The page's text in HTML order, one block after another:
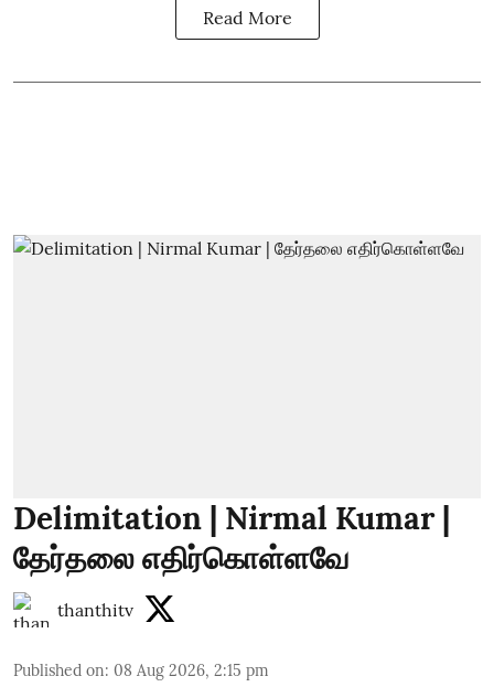
Read More
Delimitation | Nirmal Kumar |
தேர்தலை எதிர்கொள்ளவே
thanthitv
Published on: 08 Aug 2026, 2:15 pm